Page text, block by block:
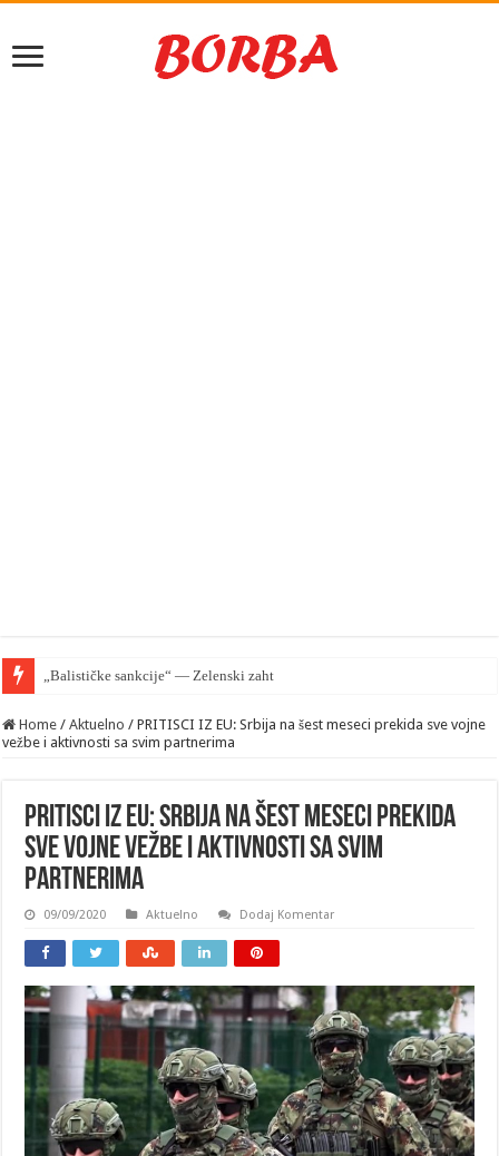
„Balističke sankcije“ — Zelenski zahteva od EU zaštiti Kijev
Home / Aktuelno / PRITISCI IZ EU: Srbija na šest meseci prekida sve vojne
vežbe i aktivnosti sa svim partnerima
PRITISCI IZ EU: Srbija na šest meseci prekida
sve vojne vežbe i aktivnosti sa svim
partnerima
09/09/2020 Aktuelno Dodaj Komentar